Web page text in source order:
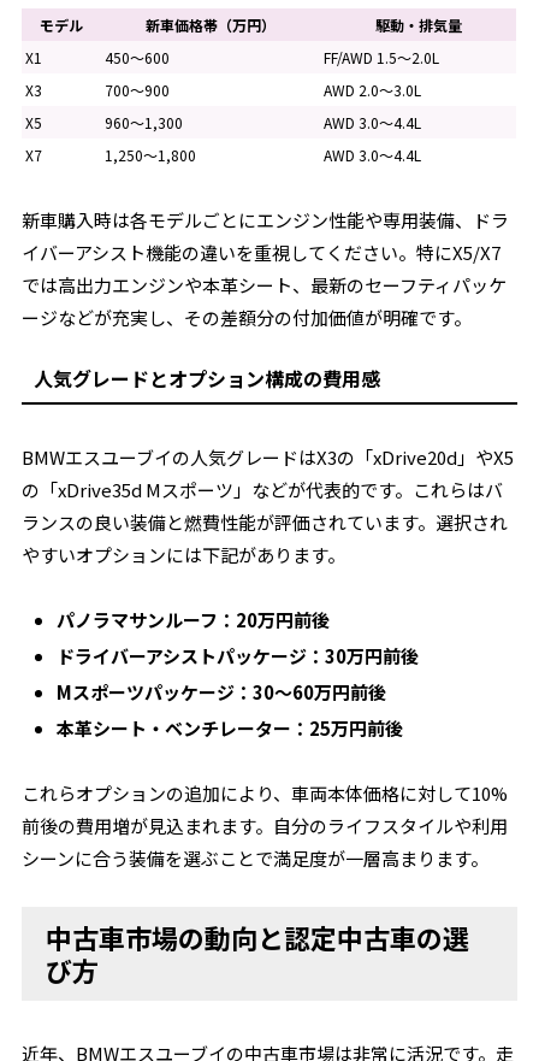
モデル 新車価格帯（万円）
駆動・排気量
X1
450～600
FF/AWD 1.5～2.0L
X3
700～900
AWD 2.0～3.0L
X5
960～1,300
AWD 3.0～4.4L
X7
1,250～1,800 AWD 3.0～4.4L
新車購入時は各モデルごとにエンジン性能や専用装備、ドラ
イバーアシスト機能の違いを重視してください。特にX5/X7
では高出力エンジンや本革シート、最新のセーフティパッケ
ージなどが充実し、その差額分の付加価値が明確です。
人気グレードとオプション構成の費用感
BMWエスユーブイの人気グレードはX3の「xDrive20d」やX5
の「xDrive35d Mスポーツ」などが代表的です。これらはバ
ランスの良い装備と燃費性能が評価されています。選択され
やすいオプションには下記があります。
パノラマサンルーフ：20万円前後
ドライバーアシストパッケージ：30万円前後
Mスポーツパッケージ：30～60万円前後
本革シート・ベンチレーター：25万円前後
これらオプションの追加により、車両本体価格に対して10%
前後の費用増が見込まれます。自分のライフスタイルや利用
シーンに合う装備を選ぶことで満足度が一層高まります。
中古車市場の動向と認定中古車の選
び方
近年、BMWエスユーブイの中古車市場は非常に活況です。走